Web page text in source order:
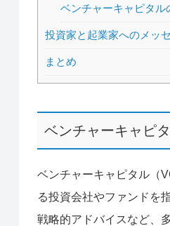
ベンチャーキャピタ
投資家と起業家へのメッ
まとめ
ベンチャーキャピ
ベンチャーキャピタル（
る投資会社やファンドを
戦略的アドバイスなど、